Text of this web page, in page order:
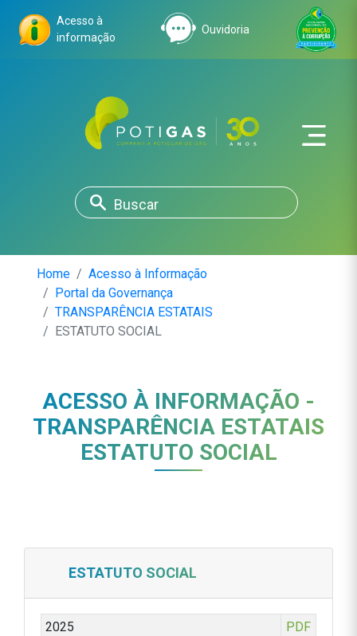
Acesso à
informação
Ouvidoria
Home
Acesso à Informação
Portal da Governança
TRANSPARÊNCIA ESTATAIS
ESTATUTO SOCIAL
ACESSO À INFORMAÇÃO -
TRANSPARÊNCIA ESTATAIS
ESTATUTO SOCIAL
ESTATUTO SOCIAL
2025
PDF